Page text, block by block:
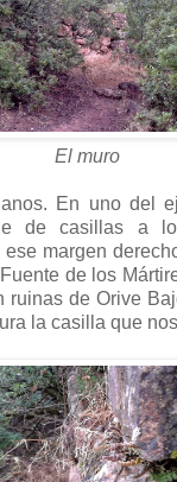
El muro
En uno del
de casillas a
margen
de los
ruinas de Orive
la casilla que